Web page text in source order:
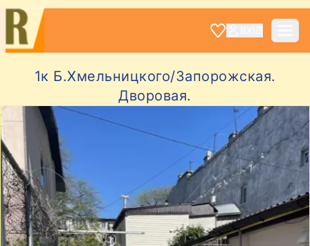
1к Б.Хмельницкого/Запорожская.
Дворовая.